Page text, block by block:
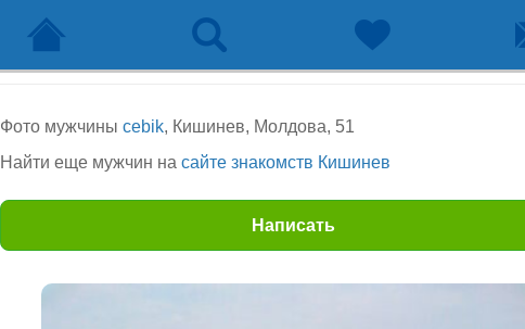
Фото мужчины cebik, Кишинев, Молдова, 51
Найти еще мужчин на сайте знакомств Кишинев
Написать